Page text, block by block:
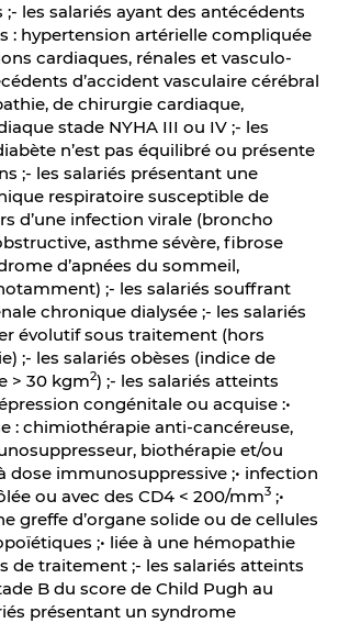
;- les salariés ayant des antécédents
: hypertension artérielle compliquée
cardiaques, rénales et vasculo-
d’accident vasculaire cérébral
de chirurgie cardiaque,
stade NYHA III ou IV ;- les
n’est pas équilibré ou présente
;- les salariés présentant une
respiratoire susceptible de
d’une infection virale (broncho
asthme sévère, fibrose
d’apnées du sommeil,
;- les salariés souffrant
chronique dialysée ;- les salariés
évolutif sous traitement (hors
;- les salariés obèses (indice de
> 30 kgm2) ;- les salariés atteints
congénitale ou acquise :•
: chimiothérapie anti-cancéreuse,
biothérapie et/ou
dose immunosuppressive ;• infection
ou avec des CD4 < 200/mm3 ;•
greffe d’organe solide ou de cellules
;• liée à une hémopathie
de traitement ;- les salariés atteints
B du score de Child Pugh au
présentant un syndrome